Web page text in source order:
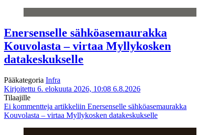
Enersenselle sähköasemaurakka
Kouvolasta – virtaa Myllykosken
datakeskukselle
Pääkategoria Infra
Kirjoitettu 6. elokuuta 2026, 10:08 6.8.2026
Tilaajille
Ei kommentteja artikkeliin Enersenselle sähköasemaurakka
Kouvolasta – virtaa Myllykosken datakeskukselle